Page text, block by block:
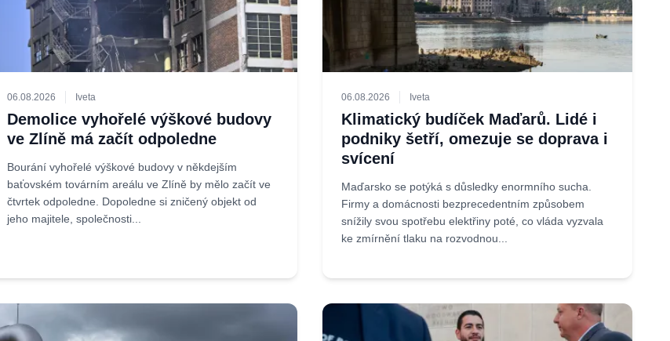
06.08.2026 Iveta
Demolice vyhořelé výškové budovy
ve Zlíně má začít odpoledne
Bourání vyhořelé výškové budovy v někdejším
baťovském továrním areálu ve Zlíně by mělo začít ve
čtvrtek odpoledne. Dopoledne si zničený objekt od
jeho majitele, společnosti...
06.08.2026 Iveta
Klimatický budíček Maďarů. Lidé i
podniky šetří, omezuje se doprava i
svícení
Maďarsko se potýká s důsledky enormního sucha.
Firmy a domácnosti bezprecedentním způsobem
snížily svou spotřebu elektřiny poté, co vláda vyzvala
ke zmírnění tlaku na rozvodnou...